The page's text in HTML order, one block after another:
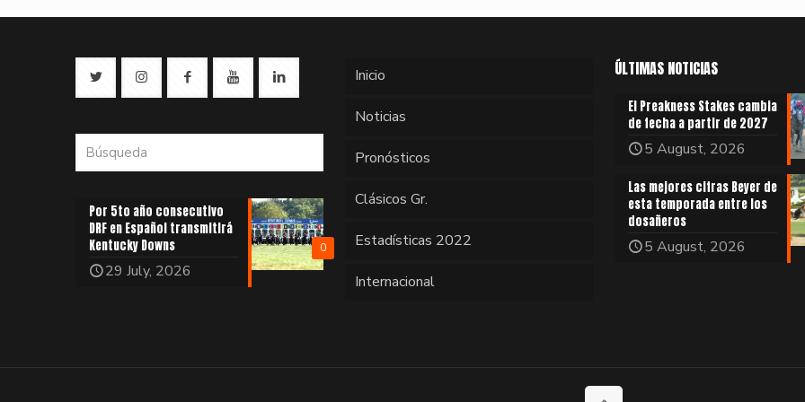
0
Por 5to año consecutivo
DRF en Español transmitirá
Kentucky Downs
29 July, 2026
Inicio
Noticias
Pronósticos
Clásicos Gr.
Estadísticas 2022
Internacional
ÚLTIMAS NOTICIAS
El Preakness Stakes cambia
de fecha a partir de 2027
5 August, 2026
Las mejores cifras Beyer de
esta temporada entre los
dosañeros
5 August, 2026